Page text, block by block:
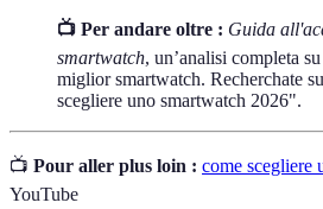
📺 Per andare oltre : Guida
smartwatch, un’analisi completa
miglior smartwatch. Recherchate
scegliere uno smartwatch 2026".
📺 Pour aller plus loin : come scegliere
YouTube